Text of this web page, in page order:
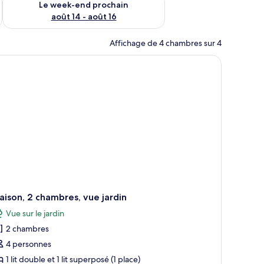
Le week-end prochain
août 14 - août 16
Affichage de 4 chambres sur 4
représentant un paysage urbain accroché au mur.
2 chambres, vue jardin
Vue sur le jardin
2 chambres
4 personnes
1 lit double et 1 lit superposé (1 place)